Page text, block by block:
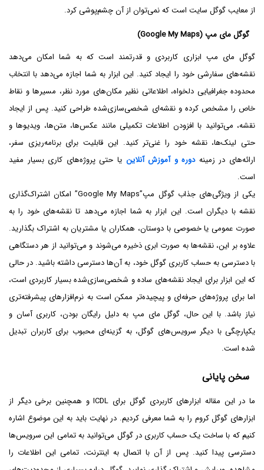
از معایب گوگل سایت است که نمی‌توان از آن چشم‌پوشی کرد.
گوگل مای مپ (Google My Maps)
گوگل مای مپ ابزاری کاربردی و قدرتمند است که به شما امکان می‌دهد
نقشه‌های سفارشی خود را ایجاد کنید. این ابزار به شما اجازه می‌دهد با انتخاب
محدوده جغرافیایی دلخواه، اطلاعاتی نظیر مکان‌های مورد نظر، مسیرها و نقاط
خاص را مشخص کرده و نقشه‌ای شخصی‌سازی‌شده طراحی کنید. پس از ایجاد
نقشه، می‌توانید با افزودن اطلاعات تکمیلی مانند عکس‌ها، متن‌ها، ویدیوها و
حتی لینک‌ها، نقشه خود را غنی‌تر کنید. این قابلیت برای برنامه‌ریزی سفر،
ارائه‌های در زمینهدوره و آموزش آنلاین یا حتی پروژه‌های کاری بسیار مفید
است.
یکی از ویژگی‌های جذاب گوگل مپ”Google My Maps” امکان اشتراک‌گذاری
نقشه با دیگران است. این ابزار به شما اجازه می‌دهد تا نقشه‌های خود را به
صورت عمومی یا خصوصی با دوستان، همکاران یا مشتریان به اشتراک بگذارید.
علاوه بر این، نقشه‌ها به صورت ابری ذخیره می‌شوند و می‌توانید از هر دستگاهی
با دسترسی به حساب کاربری گوگل خود، به آن‌ها دسترسی داشته باشید. در حالی
که این ابزار برای ایجاد نقشه‌های ساده و شخصی‌سازی‌شده بسیار کاربردی است،
اما برای پروژه‌های حرفه‌ای و پیچیده‌تر ممکن است به نرم‌افزارهای پیشرفته‌تری
نیاز باشد. با این حال، گوگل مای مپ به دلیل رایگان بودن، کاربری آسان و
یکپارچگی با دیگر سرویس‌های گوگل، به گزینه‌ای محبوب برای کاربران تبدیل
شده است.
سخن پایانی
ما در این مقاله ابزارهای کاربردی گوگل برای ICDL و همچنین برخی دیگر از
ابزارهای گوگل کروم را به شما معرفی کردیم. در نهایت باید به این موضوع اشاره
کنیم که با ساخت یک حساب کاربری در گوگل می‌توانید به تمامی این سرویس‌ها
دسترسی پیدا کنید. پس از آن با اتصال به اینترنت، تمامی این اطلاعات را